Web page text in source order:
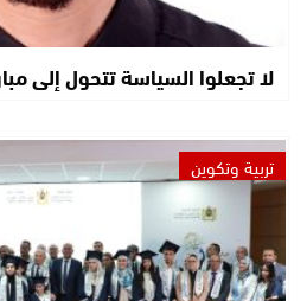
لا تجعلوا السياسة تتحول إلى
تربية وتكوين